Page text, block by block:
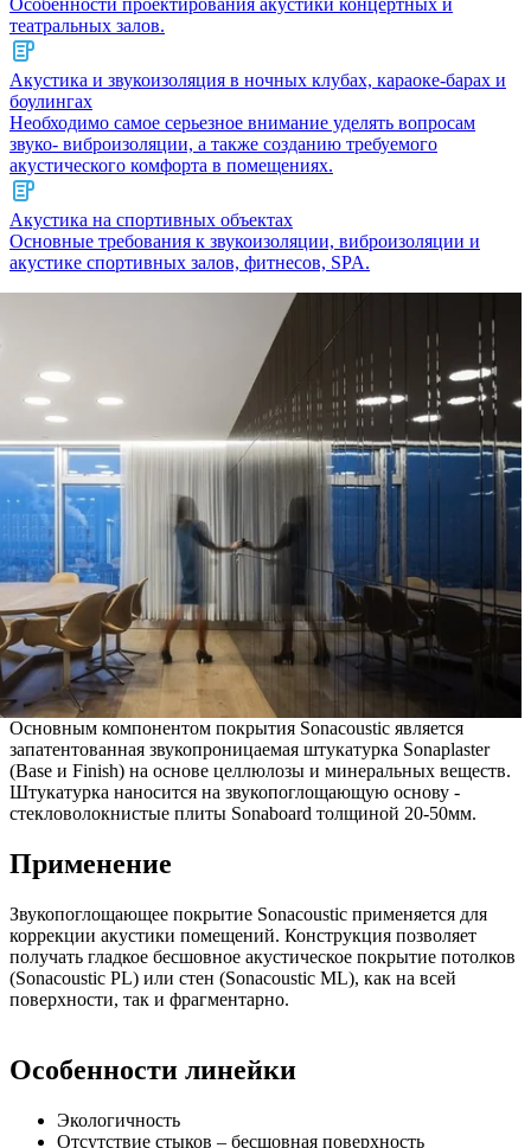
театральных залов.
Акустика и звукоизоляция в ночных клубах, караоке-барах и
боулингах
Необходимо самое серьезное внимание уделять вопросам
звуко- виброизоляции, а также созданию требуемого
акустического комфорта в помещениях.
Акустика на спортивных объектах
Основные требования к звукоизоляции, виброизоляции и
акустике спортивных залов, фитнесов, SPA.
Основным компонентом покрытия Sonacoustic является
запатентованная звукопроницаемая штукатурка Sonaplaster
(Base и Finish) на основе целлюлозы и минеральных веществ.
Штукатурка наносится на звукопоглощающую основу -
стекловолокнистые плиты Sonaboard толщиной 20-50мм.
Применение
Звукопоглощающее покрытие Sonacoustic применяется для
коррекции акустики помещений. Конструкция позволяет
получать гладкое бесшовное акустическое покрытие потолков
(Sonacoustic PL) или стен (Sonacoustic ML), как на всей
поверхности, так и фрагментарно.
Особенности линейки
Экологичность
Отсутствие стыков – бесшовная поверхность